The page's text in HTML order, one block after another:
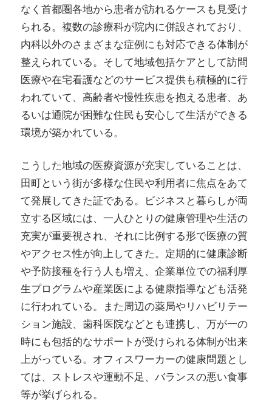
なく首都圏各地から患者が訪れるケースも見受け
られる。複数の診療科が院内に併設されており、
内科以外のさまざまな症例にも対応できる体制が
整えられている。そして地域包括ケアとして訪問
医療や在宅看護などのサービス提供も積極的に行
われていて、高齢者や慢性疾患を抱える患者、あ
るいは通院が困難な住民も安心して生活ができる
環境が築かれている。
こうした地域の医療資源が充実していることは、
田町という街が多様な住民や利用者に焦点をあて
て発展してきた証である。ビジネスと暮らしが両
立する区域には、一人ひとりの健康管理や生活の
充実が重要視され、それに比例する形で医療の質
やアクセス性が向上してきた。定期的に健康診断
や予防接種を行う人も増え、企業単位での福利厚
生プログラムや産業医による健康指導なども活発
に行われている。また周辺の薬局やリハビリテー
ション施設、歯科医院などとも連携し、万が一の
時にも包括的なサポートが受けられる体制が出来
上がっている。オフィスワーカーの健康問題とし
ては、ストレスや運動不足、バランスの悪い食事
等が挙げられる。